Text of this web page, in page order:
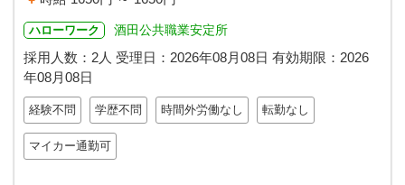
ハローワーク 酒田公共職業安定所
採用人数：2人 受理日： 2026年08月08日 有効期限： 2026
年08月08日
経験不問 学歴不問 時間外労働なし 転勤なし
マイカー通勤可